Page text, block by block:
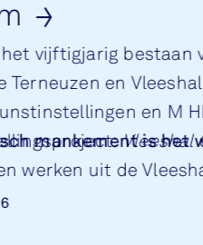
het vijftigjarig bestaan
Terneuzen en
en M
Vleeshal
werken uit de
over heel Zeeland.
mankement is het